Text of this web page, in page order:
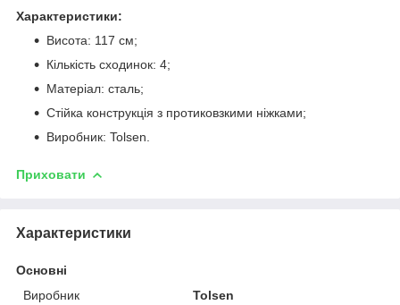
Характеристики:
Висота: 117 см;
Кількість сходинок: 4;
Матеріал: сталь;
Стійка конструкція з протиковзкими ніжками;
Виробник: Tolsen.
Приховати
Характеристики
Основні
Виробник
Tolsen